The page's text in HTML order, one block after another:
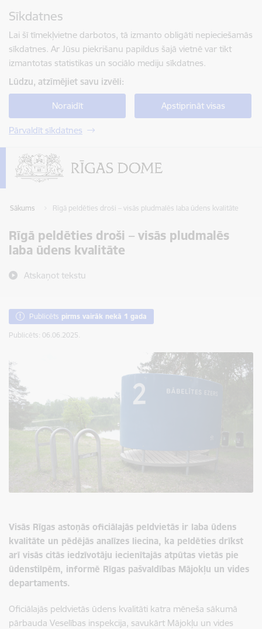
Sīkdatnes
Lai šī tīmekļvietne darbotos, tā izmanto obligāti nepieciešamās
sīkdatnes. Ar Jūsu piekrišanu papildus šajā vietnē var tikt
izmantotas statistikas un sociālo mediju sīkdatnes.
Lūdzu, atzīmējiet savu izvēli:
Noraidīt Apstiprināt visas
Pārvaldīt sīkdatnes
Sākums Rīgā peldēties droši – visās pludmalēs laba ūdens kvalitāte
Rīgā peldēties droši – visās pludmalēs
laba ūdens kvalitāte
Atskaņot tekstu
Publicēts pirms vairāk nekā 1 gada
Publicēts: 06.06.2025.
Visās Rīgas astoņās oficiālajās peldvietās ir laba ūdens
kvalitāte un pēdējās analīzes liecina, ka peldēties drīkst
arī visās citās iedzīvotāju iecienītajās atpūtas vietās pie
ūdenstilpēm, informē Rīgas pašvaldības Mājokļu un vides
departaments.
Oficiālajās peldvietās ūdens kvalitāti katra mēneša sākumā
pārbauda Veselības inspekcija, savukārt Mājokļu un vides